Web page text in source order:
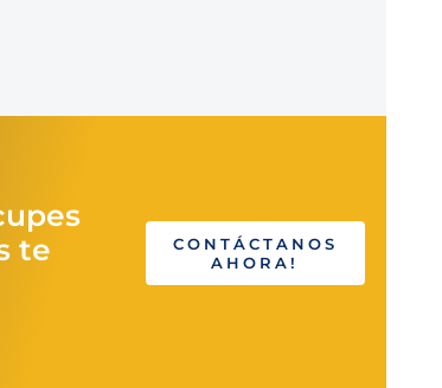
te
CONTÁCTANOS
AHORA!